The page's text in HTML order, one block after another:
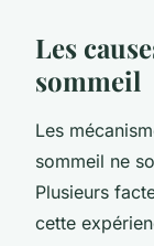
Les
sommeil
Les
sommeil ne
Plusieurs
cette